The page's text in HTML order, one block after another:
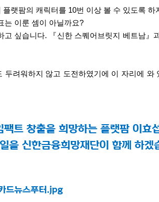
플랫팜의 캐릭터를 10번 이상 볼 수 있도록 하
는 이룬 셈이 아닐까요?
고 싶습니다.
『신한 스퀘어브릿지 베트남
두려워하지 않고 도전하였기에 이 자리에 와
트 창출을 희망하는 플랫팜 이효
을 신한금융희망재단이 함께 하겠